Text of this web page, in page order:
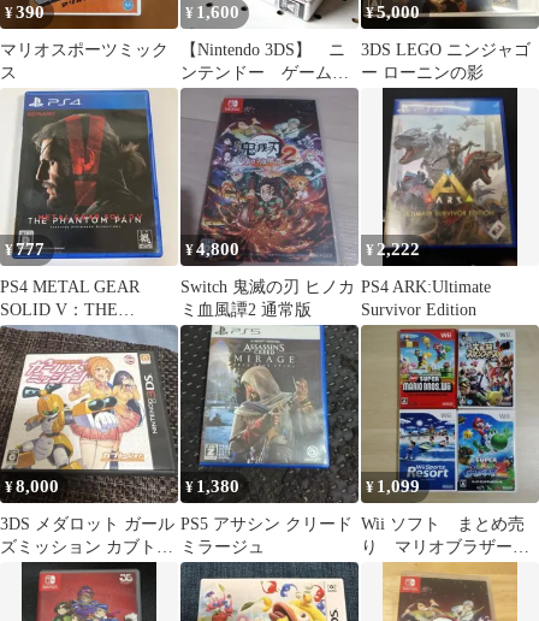
¥390
マリオスポーツミック
ス
¥ 1,600
【Nintendo 3DS】 ニ
ンテンドー ゲームソ
フト 4本セット
¥5,000
3DS LEGO ニンジャゴ
ー ローニンの影
¥777
PS4 METAL GEAR
SOLID V：THE
PHANTOM PAIN
¥4,800
Switch 鬼滅の刃 ヒノカ
ミ血風譚2 通常版
¥ 2,222
PS4 ARK:Ultimate
Survivor Edition
¥8,000
3DS メダロット ガール
ズミッション カブト
¥ 1,380
PS5 アサシン クリード
ミラージュ
¥ 1,099
Wii ソフト まとめ売
り マリオブラザー
ズ マリオギャラクシ
ー スマブラ